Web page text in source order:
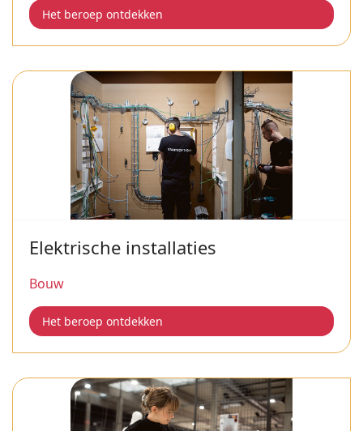
Het beroep ontdekken
Elektrische installaties
Bouw
Het beroep ontdekken